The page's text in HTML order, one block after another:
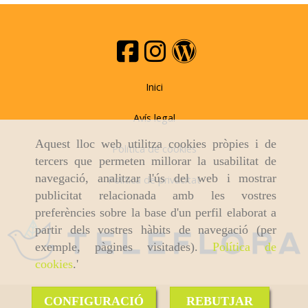
Aquest lloc web utilitza cookies pròpies i de
tercers que permeten millorar la usabilitat de
navegació, analitzar l'ús del web i mostrar
publicitat relacionada amb les vostres
preferències sobre la base d'un perfil elaborat a
partir dels vostres hàbits de navegació (per
exemple, pàgines visitades).Política de
cookies.'
CONFIGURACIÓ REBUTJAR
Inici
Avís legal
Politica de cookies
Politica de privacitat